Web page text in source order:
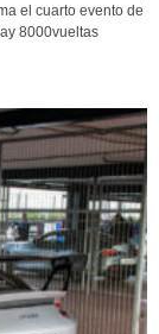
el cuarto evento de
8000vueltas